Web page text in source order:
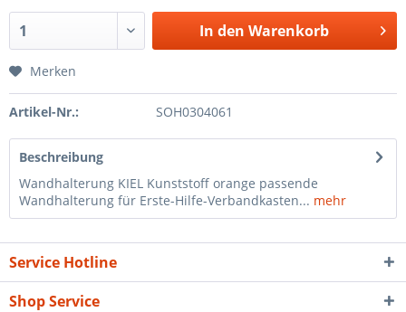
In den Warenkorb
Merken
Artikel-Nr.: SOH0304061
Beschreibung
Wandhalterung KIEL Kunststoff orange passende
Wandhalterung für Erste-Hilfe-Verbandkasten... mehr
Service Hotline
Shop Service